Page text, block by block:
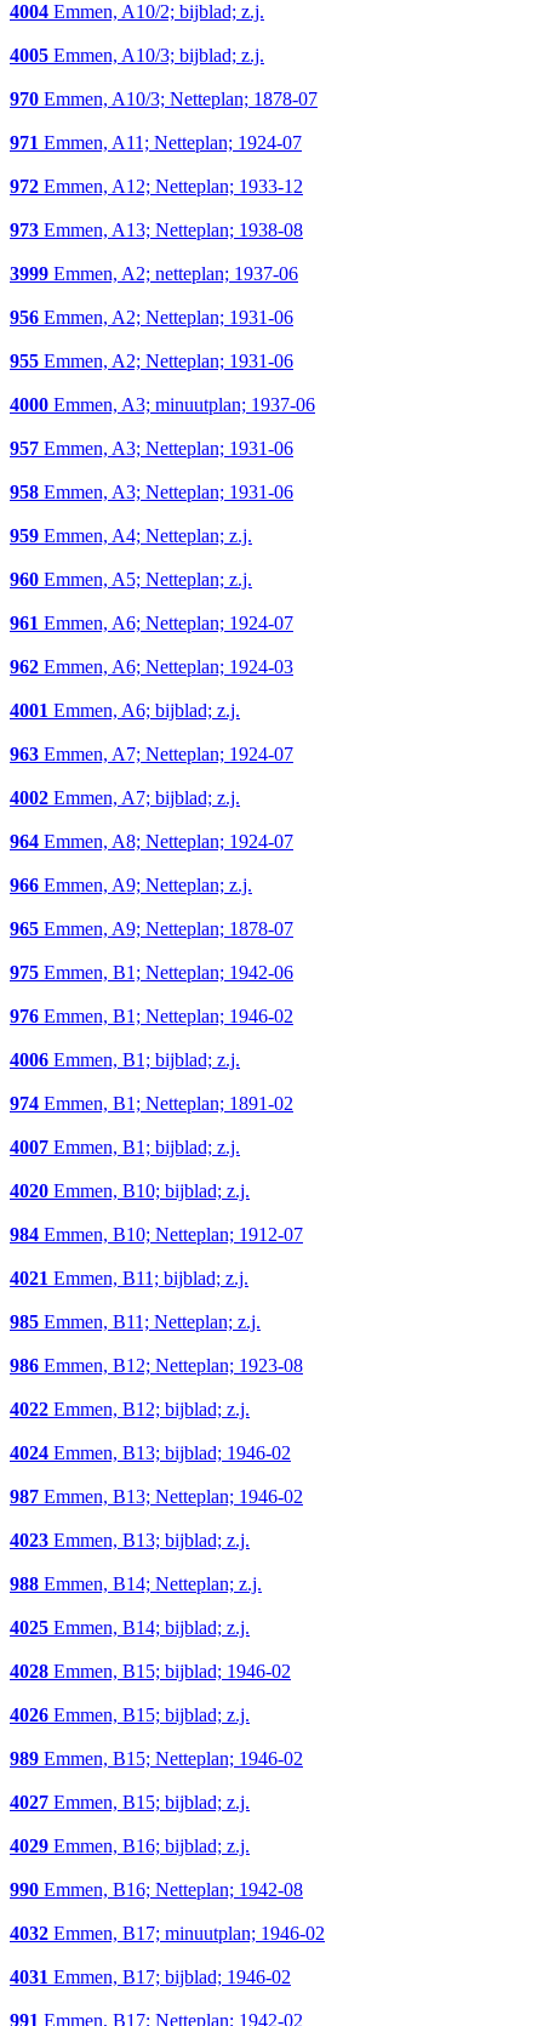
4004 Emmen, A10/2; bijblad; z.j.
4005 Emmen, A10/3; bijblad; z.j.
970 Emmen, A10/3; Netteplan; 1878-07
971 Emmen, A11; Netteplan; 1924-07
972 Emmen, A12; Netteplan; 1933-12
973 Emmen, A13; Netteplan; 1938-08
3999 Emmen, A2; netteplan; 1937-06
956 Emmen, A2; Netteplan; 1931-06
955 Emmen, A2; Netteplan; 1931-06
4000 Emmen, A3; minuutplan; 1937-06
957 Emmen, A3; Netteplan; 1931-06
958 Emmen, A3; Netteplan; 1931-06
959 Emmen, A4; Netteplan; z.j.
960 Emmen, A5; Netteplan; z.j.
961 Emmen, A6; Netteplan; 1924-07
962 Emmen, A6; Netteplan; 1924-03
4001 Emmen, A6; bijblad; z.j.
963 Emmen, A7; Netteplan; 1924-07
4002 Emmen, A7; bijblad; z.j.
964 Emmen, A8; Netteplan; 1924-07
966 Emmen, A9; Netteplan; z.j.
965 Emmen, A9; Netteplan; 1878-07
975 Emmen, B1; Netteplan; 1942-06
976 Emmen, B1; Netteplan; 1946-02
4006 Emmen, B1; bijblad; z.j.
974 Emmen, B1; Netteplan; 1891-02
4007 Emmen, B1; bijblad; z.j.
4020 Emmen, B10; bijblad; z.j.
984 Emmen, B10; Netteplan; 1912-07
4021 Emmen, B11; bijblad; z.j.
985 Emmen, B11; Netteplan; z.j.
986 Emmen, B12; Netteplan; 1923-08
4022 Emmen, B12; bijblad; z.j.
4024 Emmen, B13; bijblad; 1946-02
987 Emmen, B13; Netteplan; 1946-02
4023 Emmen, B13; bijblad; z.j.
988 Emmen, B14; Netteplan; z.j.
4025 Emmen, B14; bijblad; z.j.
4028 Emmen, B15; bijblad; 1946-02
4026 Emmen, B15; bijblad; z.j.
989 Emmen, B15; Netteplan; 1946-02
4027 Emmen, B15; bijblad; z.j.
4029 Emmen, B16; bijblad; z.j.
990 Emmen, B16; Netteplan; 1942-08
4032 Emmen, B17; minuutplan; 1946-02
4031 Emmen, B17; bijblad; 1946-02
991 Emmen, B17; Netteplan; 1942-02